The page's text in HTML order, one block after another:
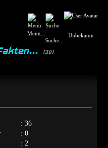
Menü...
Suche...
Unbekannt
(30)
: 36
: 0
: 2